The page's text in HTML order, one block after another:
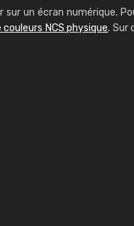
sur un écran numérique.
NCS physique. Sur